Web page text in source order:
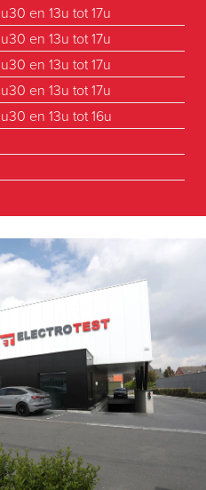
en 13u tot 17u
en 13u tot 17u
en 13u tot 17u
en 13u tot 17u
en 13u tot 16u